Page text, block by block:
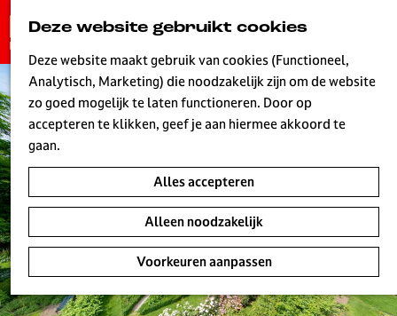
Deze website gebruikt cookies
Deze website maakt gebruik van cookies (Functioneel,
Analytisch, Marketing) die noodzakelijk zijn om de website
zo goed mogelijk te laten functioneren. Door op
accepteren te klikken, geef je aan hiermee akkoord te
gaan.
Alles accepteren
Alleen noodzakelijk
Voorkeuren aanpassen
a
n
a
a
r
e
o
m
e
p
a